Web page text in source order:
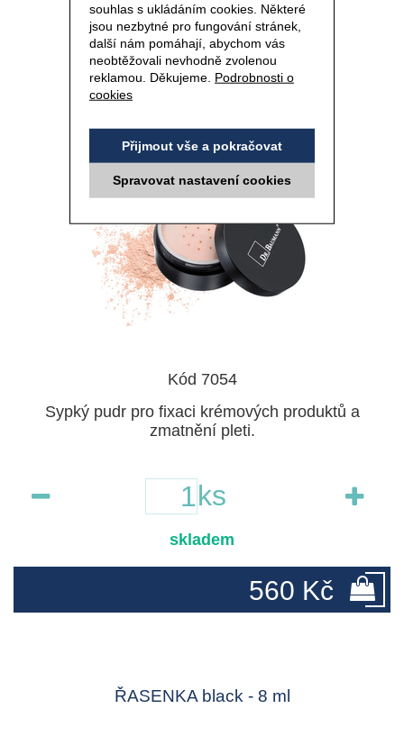
SYPKÝ PUDR medium - 20 g
Kód 7054
Sypký pudr pro fixaci krémových produktů a
zmatnění pleti.
ks
skladem
560 Kč
ŘASENKA black - 8 ml
souhlas s ukládáním cookies. Některé
jsou nezbytné pro fungování stránek,
další nám pomáhají, abychom vás
neobtěžovali nevhodně zvolenou
reklamou. Děkujeme. Podrobnosti o
cookies
Spravovat nastavení cookies
Přijmout vše a pokračovat